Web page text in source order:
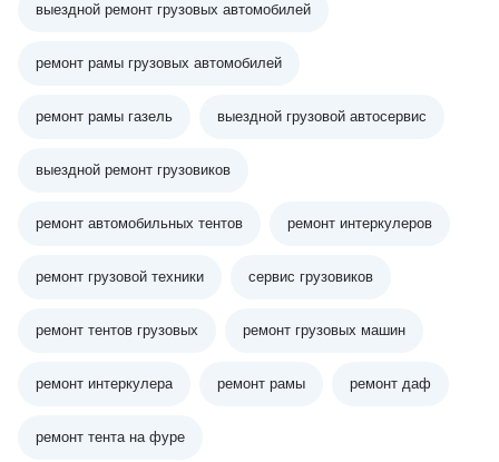
выездной ремонт грузовых автомобилей
ремонт рамы грузовых автомобилей
ремонт рамы газель выездной грузовой автосервис
выездной ремонт грузовиков
ремонт автомобильных тентов ремонт интеркулеров
ремонт грузовой техники сервис грузовиков
ремонт тентов грузовых ремонт грузовых машин
ремонт интеркулера ремонт рамы ремонт даф
ремонт тента на фуре